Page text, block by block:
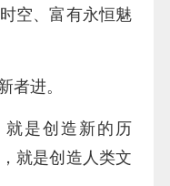
空、富有永恒魅
者进。
就是创造新的历
就是创造人类文